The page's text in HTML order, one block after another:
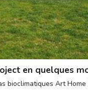
en quelques
bioclimatiques Art